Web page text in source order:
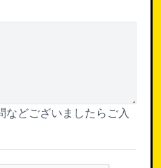
などございましたらご入